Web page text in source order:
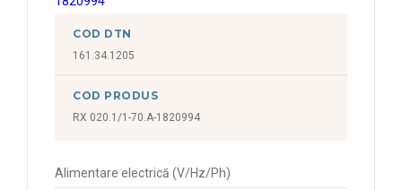
COD DTN
161.34.1205
COD PRODUS
RX 020.1/1-70.A-1820994
Alimentare electrică (V/Hz/Ph)